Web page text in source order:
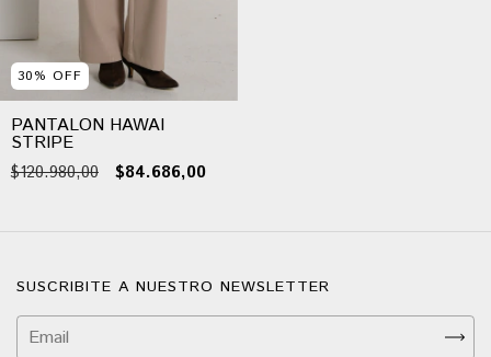
30% OFF
PANTALON HAWAI
STRIPE
$120.980,00 $84.686,00
SUSCRIBITE A NUESTRO NEWSLETTER